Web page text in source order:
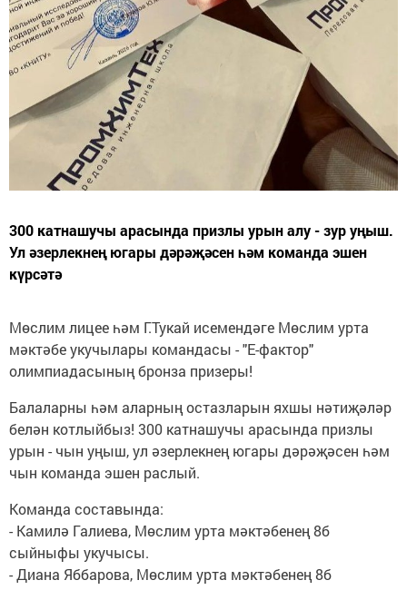
300 катнашучы арасында призлы урын алу - зур уңыш.
Ул әзерлекнең югары дәрәҗәсен һәм команда эшен
күрсәтә
Мөслим лицее һәм Г.Тукай исемендәге Мөслим урта
мәктәбе укучылары командасы - "Е-фактор"
олимпиадасының бронза призеры!
Балаларны һәм аларның остазларын яхшы нәтиҗәләр
белән котлыйбыз! 300 катнашучы арасында призлы
урын - чын уңыш, ул әзерлекнең югары дәрәҗәсен һәм
чын команда эшен раслый.
Команда составында:
- Камилә Галиева, Мөслим урта мәктәбенең 8б
сыйныфы укучысы.
- Диана Яббарова, Мөслим урта мәктәбенең 8б